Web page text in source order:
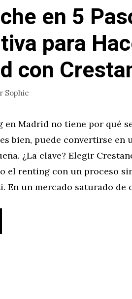
en 5
para
con
Sophie
en Madrid no tiene por qué
bien, puede convertirse en
¿La clave? Elegir
el renting con un proceso
En un mercado saturado de